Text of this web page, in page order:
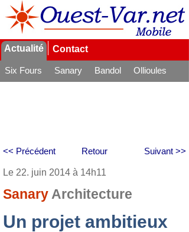
Actualité Contact
Six Fours Sanary Bandol
Ollioules
Retour
<< Précédent Suivant >>
Le 22. juin 2014 à 14h11
Sanary Architecture
Un projet ambitieux